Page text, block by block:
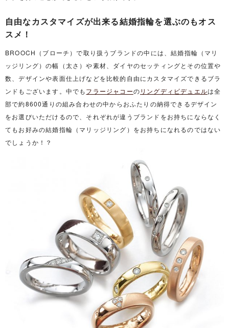
自由なカスタマイズが出来る結婚指輪を選ぶのもオス
スメ！
BROOCH（ブローチ）で取り扱うブランドの中には、結婚指輪（マリ
ッジリング）の幅（太さ）や素材、ダイヤのセッティングとその位置や
数、デザインや表面仕上げなどを比較的自由にカスタマイズできるブラ
ンドもございます。中でも フラージャコーのリングディビデュエルは全
部で約8600通りの組み合わせの中からおふたりの納得できるデザイン
をお選びいただけるので、それぞれが違うブランドをお持ちにならなく
てもお好みの結婚指輪（マリッジリング）をお持ちになれるのではない
でしょうか！？